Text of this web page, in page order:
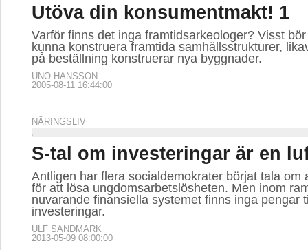
Utöva din konsumentmakt! 1
Varför finns det inga framtidsarkeologer? Visst
kunna konstruera framtida samhällsstrukturer,
på beställning konstruerar nya byggnader.
UNO HANSSON
2005-08-11 16:44:00
NÄRINGSLIV
S-tal om investeringar är en
Äntligen har flera socialdemokrater börjat tala om
för att lösa ungdomsarbetslösheten. Men inom
nuvarande finansiella systemet finns inga pengar
investeringar.
ULF SANDMARK
2013-05-09 08:00:00